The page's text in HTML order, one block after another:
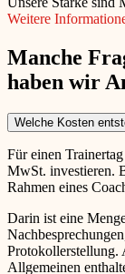
Weitere
Manche
haben wir
Welche Kosten
Für einen
MwSt. investieren.
Rahmen eines
Darin ist eine
Protokollerstellung.
Allgemeinen